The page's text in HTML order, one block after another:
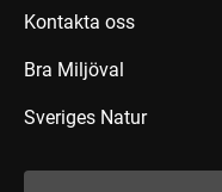
Kontakta oss
Bra Miljöval
Sveriges Natur